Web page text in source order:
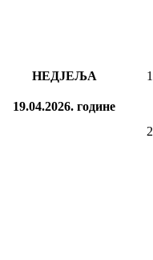
НЕДЈЕЉА
19.04.2026. године